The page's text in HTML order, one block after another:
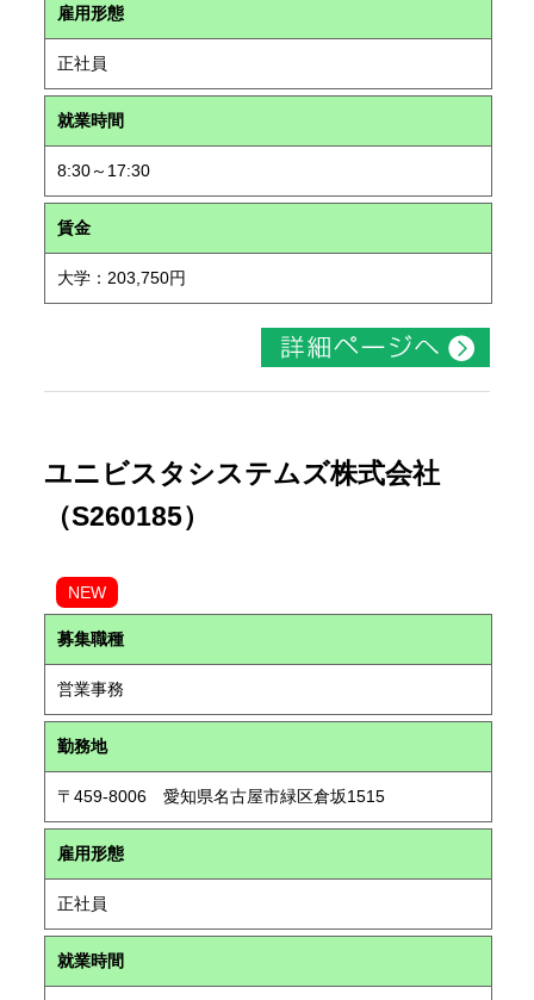
雇用形態
正社員
就業時間
8:30～17:30
賃金
大学：203,750円
ユニビスタシステムズ株式会社
（S260185）
NEW
募集職種
営業事務
勤務地
〒459-8006 愛知県名古屋市緑区倉坂1515
雇用形態
正社員
就業時間